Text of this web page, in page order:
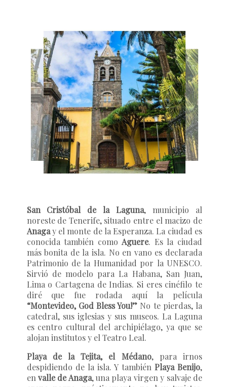
San Cristóbal de la Laguna, municipio al
noreste de Tenerife, situado entre el macizo de
Anagay el monte de la Esperanza. La ciudad es
conocida también comoAguere. Es la ciudad
más bonita de la isla. No en vano es declarada
Patrimonio de la Humanidad por la UNESCO.
Sirvió de modelo para La Habana, San Juan,
Lima o Cartagena de Indias. Si eres cinéfilo te
diré que fue rodada aquí la película
“Montevideo, God Bless You!” No te pierdas, la
catedral, sus iglesias y sus museos. La Laguna
es centro cultural del archipiélago, ya que se
alojan institutos y el Teatro Leal.
Playa de la Tejita, el Médano, para irnos
despidiendo de la isla. Y también Playa Benijo,
en valle de Anaga, una playa virgen y salvaje de